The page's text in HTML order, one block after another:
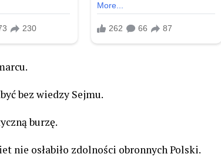
bez wiedzy Sejmu.
burzę.
nie osłabiło zdolności obronnych Polski.